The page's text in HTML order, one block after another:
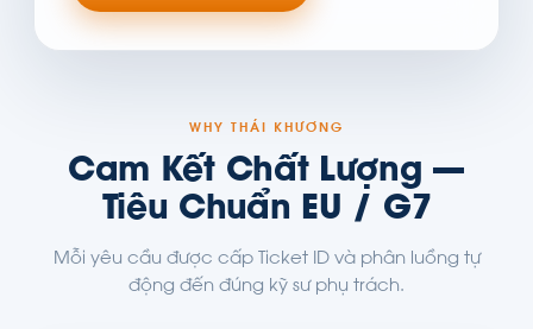
WHY THÁI KHƯƠNG
Cam Kết Chất Lượng —
Tiêu Chuẩn EU / G7
Mỗi yêu cầu được cấp Ticket ID và phân luồng tự
động đến đúng kỹ sư phụ trách.